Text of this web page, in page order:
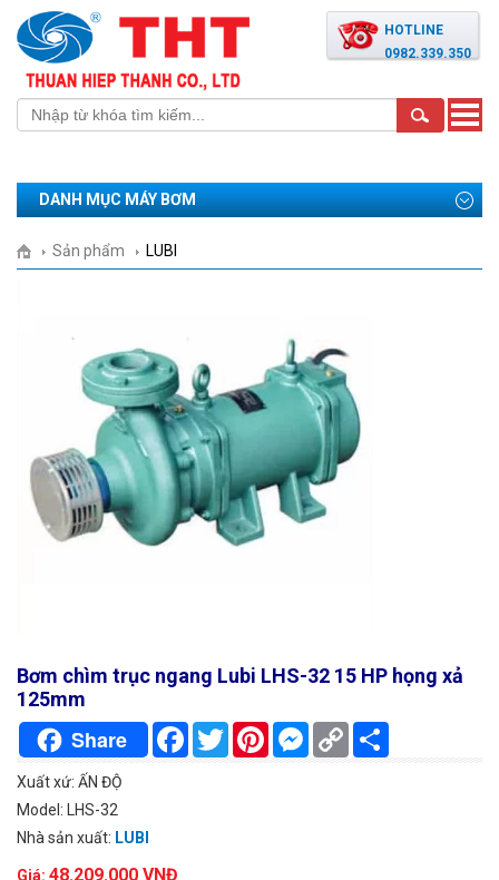
HOTLINE
0982.339.350
Toggle
DANH MỤC MÁY BƠM
Sản phẩm LUBI
Bơm chìm trục ngang Lubi LHS-32 15 HP họng xả
125mm
Share FacebookTwitterPinterestMessenger
Copy
Link
Xuất xứ: ẤN ĐỘ
Model: LHS-32
Nhà sản xuất: LUBI
Giá: 48.209.000 VNĐ